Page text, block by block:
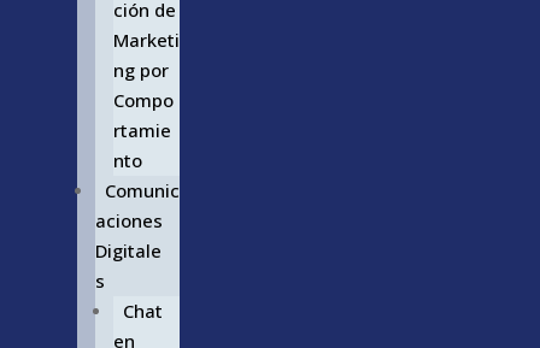
ción de
Marketi
ng por
Compo
rtamie
nto
Comunic
aciones
Digitale
s
Chat
en